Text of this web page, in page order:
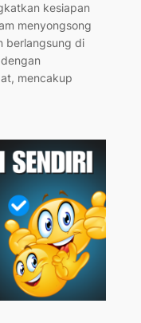
kesiapan
menyongsong
berlangsung di
mencakup